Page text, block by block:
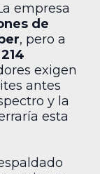
empresa
de
, pero a
214
exigen
antes
y la
esta